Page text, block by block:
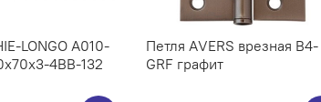
LONGO A010-
4BB-132
Петля АVERS врезная B4-
GRF графит